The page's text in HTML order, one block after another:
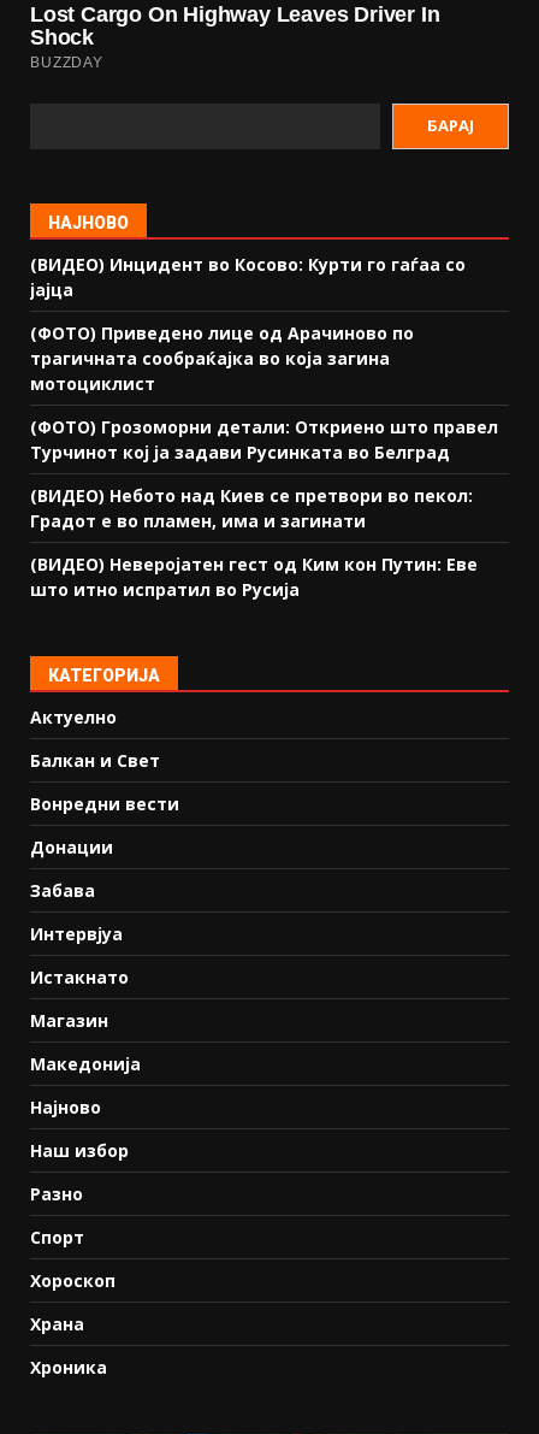
БАРАЈ
НАЈНОВО
(ВИДЕО) Инцидент во Косово: Курти го гаѓаа со
јајца
(ФОТО) Приведено лице од Арачиново по
трагичната сообраќајка во која загина
мотоциклист
(ФОТО) Грозоморни детали: Откриено што правел
Турчинот кој ја задави Русинката во Белград
(ВИДЕО) Небото над Киев се претвори во пекол:
Градот е во пламен, има и загинати
(ВИДЕО) Неверојатен гест од Ким кон Путин: Еве
што итно испратил во Русија
КАТЕГОРИЈА
Актуелно
Балкан и Свет
Вонредни вести
Донации
Забава
Интервјуа
Истакнато
Магазин
Македонија
Најново
Наш избор
Разно
Спорт
Хороскоп
Храна
Хроника